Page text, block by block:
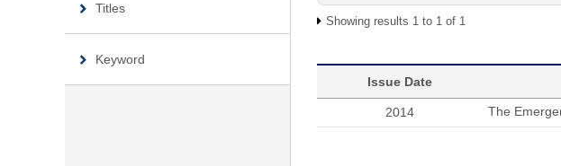
Titles
Keyword
Showing results 1 to 1 of 1
Issue Date
2014 The